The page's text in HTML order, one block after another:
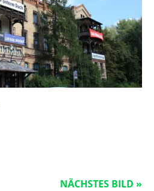
NÄCHSTES BILD »